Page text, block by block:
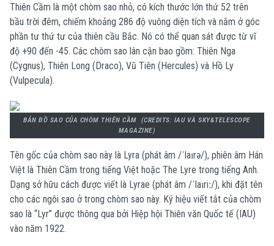
Thiên Cầm là một chòm sao nhỏ, có kích thước lớn thứ 52 trên
bầu trời đêm, chiếm khoảng 286 độ vuông diện tích và nằm ở góc
phần tư thứ tư của thiên cầu Bắc. Nó có thể quan sát được từ vĩ
độ +90 đến -45. Các chòm sao lân cận bao gồm: Thiên Nga
(Cygnus), Thiên Long (Draco), Vũ Tiên (Hercules) và Hồ Ly
(Vulpecula).
BẢN ĐỒ SAO CỦA CHÒM THIÊN CẦM (CREDITS: IAU VÀ SKY&TELESCOPE
MAGAZINE)
Tên gốc của chòm sao này là Lyra (phát âm /ˈlaɪrə/), phiên âm Hán
Việt là Thiên Cầm trong tiếng Việt hoặc The Lyre trong tiếng Anh.
Dạng sở hữu cách được viết là Lyrae (phát âm /ˈlaɪriː/), khi đặt tên
cho các ngôi sao ở trong chòm sao này. Ký hiệu viết tắt của chòm
sao là “Lyr” được thông qua bởi Hiệp hội Thiên văn Quốc tế (IAU)
vào năm 1922.